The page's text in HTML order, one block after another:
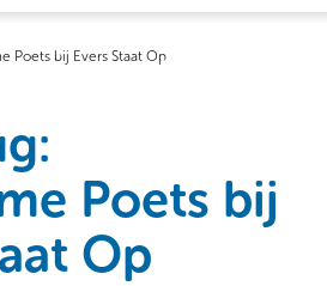
Poets bij Evers Staat Op
Poets bij
Op